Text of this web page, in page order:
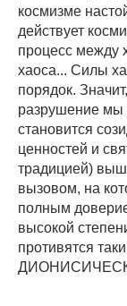
космизме
действует
процесс между
хаоса... Силы
порядок.
разрушение мы
становится
ценностей и
традицией)
вызовом, на
полным
высокой
противятся